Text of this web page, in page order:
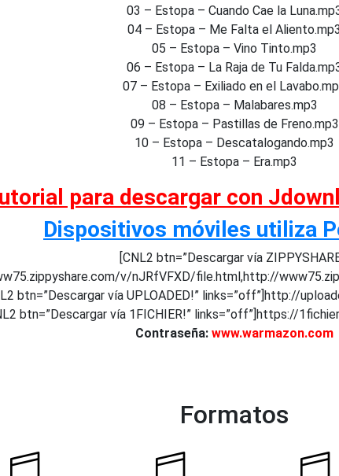
03 – Estopa – Cuando Cae la
04 – Estopa – Me Falta el Aliento.mp3
05 – Estopa – Vino Tinto.mp3
06 – Estopa – La Raja de Tu
07 – Estopa – Exiliado en el
08 – Estopa – Malabares.mp3
09 – Estopa – Pastillas de Freno.mp3
10 – Estopa – Descatalogando.mp3
11 – Estopa – Era.mp3
para descargar con
Dispositivos móviles utiliza
[CNL2 btn=”Descargar vía
v/nJRfVFXD/file.html,http://
btn=”Descargar vía UPLOADED!” links=”off”]http://
btn=”Descargar vía 1FICHIER!” links=”off”]https://
Contraseña: www.warmazon.com
Formatos